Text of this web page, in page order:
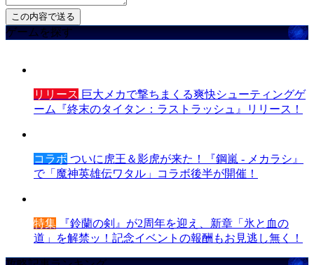
ゲームを探す
リリース 巨大メカで撃ちまくる爽快シューティングゲ
ーム『終末のタイタン：ラストラッシュ』リリース！
コラボ ついに虎王＆影虎が来た！『鋼嵐 - メカラシ』
で「魔神英雄伝ワタル」コラボ後半が開催！
特集 『鈴蘭の剣』が2周年を迎え、新章「氷と血の
道」を解禁ッ！記念イベントの報酬もお見逃し無く！